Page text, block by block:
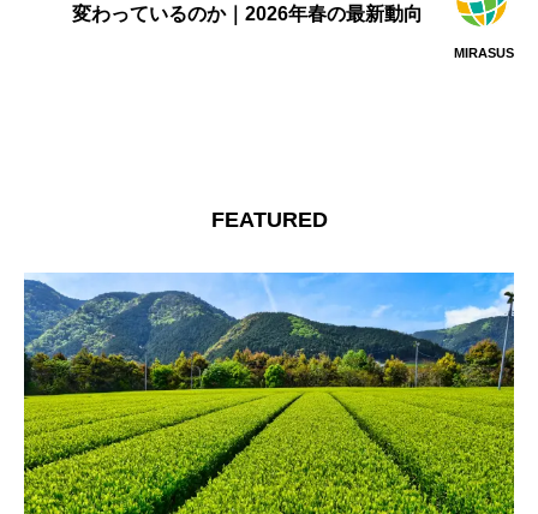
2026年春の最新動向
連・持続可能な交
FEATURED